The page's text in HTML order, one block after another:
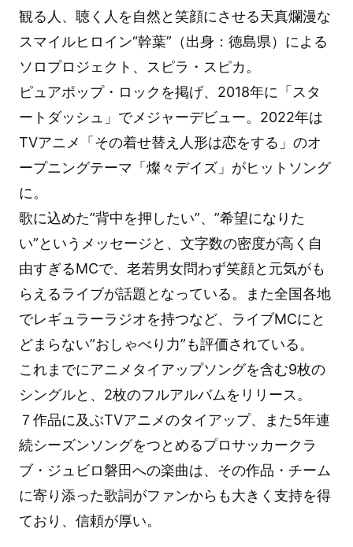
観る人、聴く人を自然と笑顔にさせる天真爛漫な
スマイルヒロイン“幹葉”（出身：徳島県）による
ソロプロジェクト、スピラ・スピカ。
ピュアポップ・ロックを掲げ、2018年に「スタ
ートダッシュ」でメジャーデビュー。2022年は
TVアニメ「その着せ替え人形は恋をする」のオ
ープニングテーマ「燦々デイズ」がヒットソング
に。
歌に込めた”背中を押したい”、”希望になりた
い”というメッセージと、文字数の密度が高く自
由すぎるMCで、老若男女問わず笑顔と元気がも
らえるライブが話題となっている。また全国各地
でレギュラーラジオを持つなど、ライブMCにと
どまらない”おしゃべり力”も評価されている。
これまでにアニメタイアップソングを含む9枚の
シングルと、2枚のフルアルバムをリリース。
７作品に及ぶTVアニメのタイアップ、また5年連
続シーズンソングをつとめるプロサッカークラ
ブ・ジュビロ磐田への楽曲は、その作品・チーム
に寄り添った歌詞がファンからも大きく支持を得
ており、信頼が厚い。